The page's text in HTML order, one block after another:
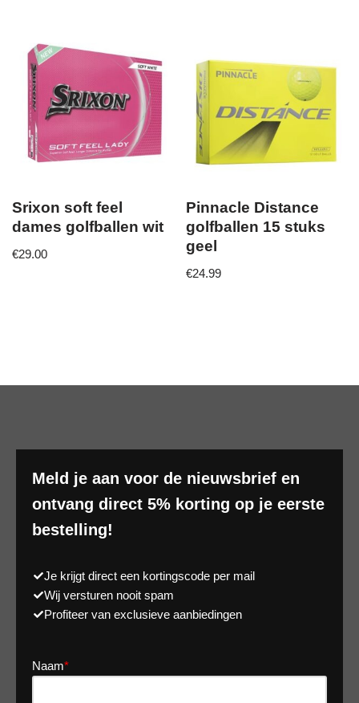
Srixon soft feel
dames golfballen wit
€29.00
Pinnacle Distance
golfballen 15 stuks
geel
€24.99
Meld je aan voor de nieuwsbrief en
ontvang direct 5% korting op je eerste
bestelling!
Je krijgt direct een kortingscode per mail
Wij versturen nooit spam
Profiteer van exclusieve aanbiedingen
Naam*